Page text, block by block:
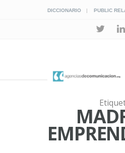
DICCIONARIO PUBLIC